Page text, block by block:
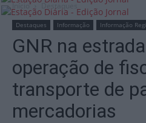
Início Destaques
Destaques Informação Informação
GNR na
operação de
transporte de
mercadorias